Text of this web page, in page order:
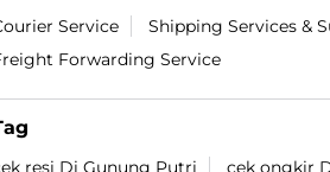
Service Shipping Services &
Forwarding Service
resi Di Gunung Putri cek ongkir